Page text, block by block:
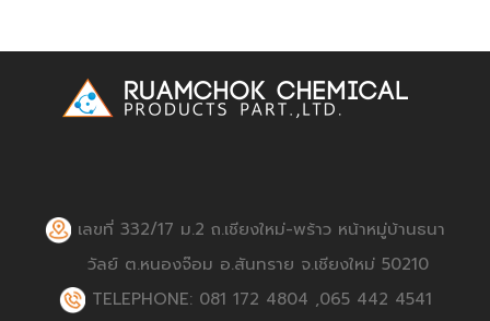
เลขที่ 332/17 ม.2 ถ.เชียงใหม่-พร้าว หน้าหมู่บ้านธนา
วัลย์ ต.หนองจ๊อม อ.สันทราย จ.เชียงใหม่ 50210
TELEPHONE: 081 172 4804 ,065 442 4541